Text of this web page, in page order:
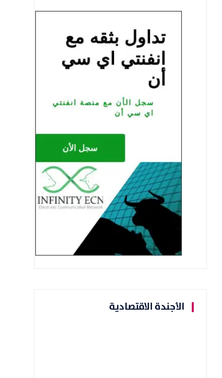
الأجندة الاقتصادية